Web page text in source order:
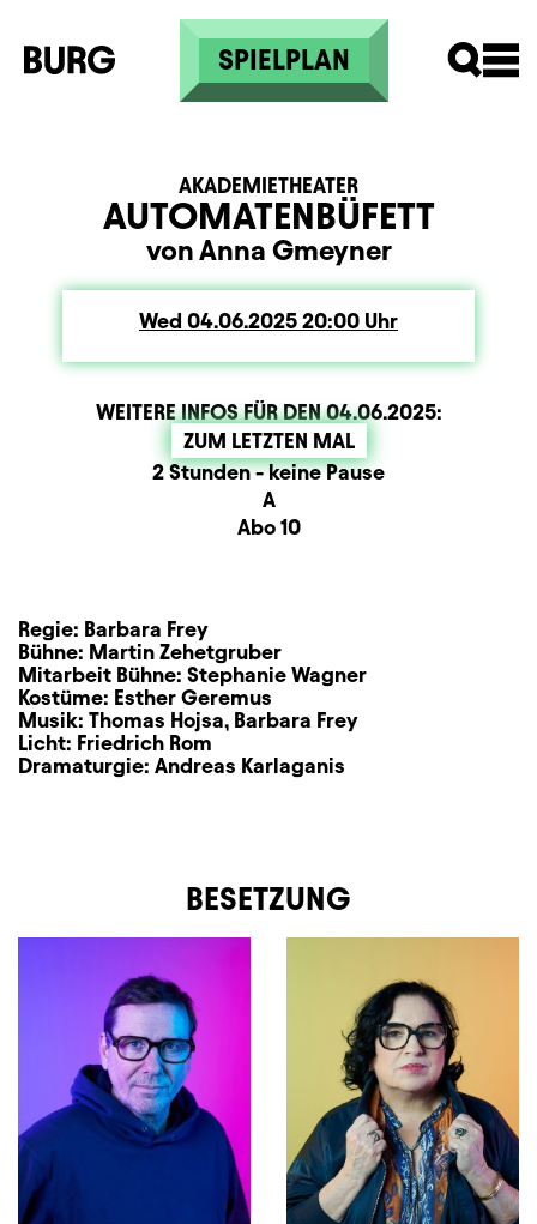
Skip to main content
SPIELPLAN
AUTOMATENBÜFETT
AKADEMIETHEATER
von Anna Gmeyner
Wed Wednesday
04.06.2025 20:00Uhr
WEITERE INFOS FÜR DEN04.06.2025:
ZUM LETZTEN MAL
BeschreibungInformation
Dauer und Pausen2 Stunden - keine Pause
A
Abo 10
Regie: Barbara Frey
Bühne: Martin Zehetgruber
Mitarbeit Bühne: Stephanie Wagner
Kostüme: Esther Geremus
Musik: Thomas Hojsa, Barbara Frey
Licht: Friedrich Rom
Dramaturgie: Andreas Karlaganis
BESETZUNG